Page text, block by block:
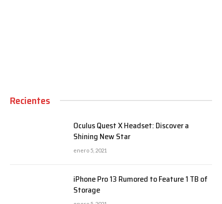
Recientes
Oculus Quest X Headset: Discover a
Shining New Star
enero 5, 2021
iPhone Pro 13 Rumored to Feature 1 TB of
Storage